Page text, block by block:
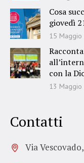
Cosa
giovedì
15 Maggio
con la
13 Maggio
Contatti
Via